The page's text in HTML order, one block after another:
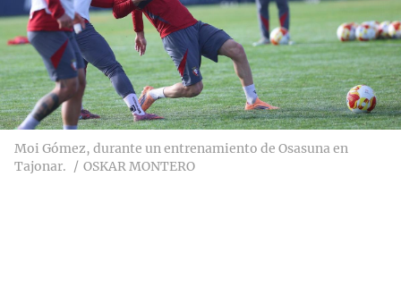
Moi Gómez, durante un entrenamiento de Osasuna en
Tajonar.
OSKAR MONTERO